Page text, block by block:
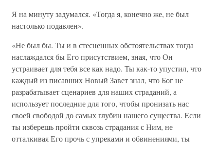
Я на минуту задумался. «Тогда я, конечно же, не был
настолько подавлен».
«Не был бы. Ты и в стесненных обстоятельствах тогда
наслаждался бы Его присутствием, зная, что Он
устраивает для тебя все как надо. Ты как-то упустил, что
каждый из писавших Новый Завет знал, что Бог не
разрабатывает сценариев для наших страданий, а
использует последние для того, чтобы пронизать нас
своей свободой до самых глубин нашего существа. Если
ты изберешь пройти сквозь страдания с Ним, не
отталкивая Его прочь с упреками и обвинениями, ты